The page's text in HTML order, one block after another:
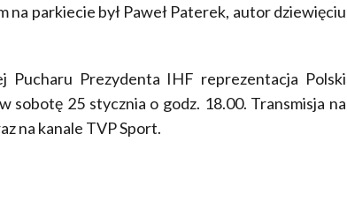
parkiecie był Paweł Paterek, autor dziewięciu
Prezydenta IHF reprezentacja Polski
sobotę 25 stycznia o godz. 18.00. Transmisja na
na kanale TVP Sport.